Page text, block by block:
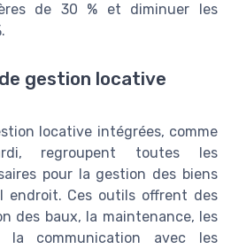
de 30 % et diminuer les
gestion locative
locative intégrées, comme
regroupent toutes les
pour la gestion des biens
endroit. Ces outils offrent des
des baux, la maintenance, les
la communication avec les